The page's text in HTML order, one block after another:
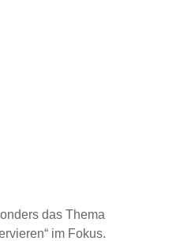
das Thema
im Fokus.